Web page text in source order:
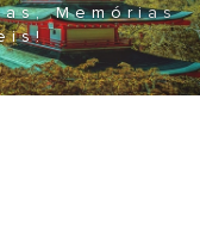
Grandeza